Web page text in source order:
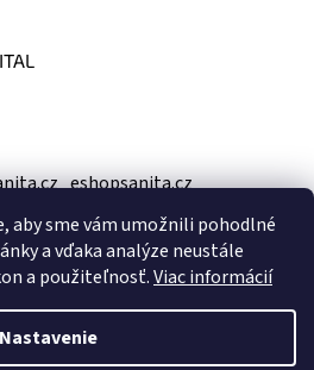
aby sme vám umožnili pohodlné
a vďaka analýze neustále
a použiteľnosť.Viac informácií
Nastavenie
eshopsanita.cz
Vytvoril Shoptet